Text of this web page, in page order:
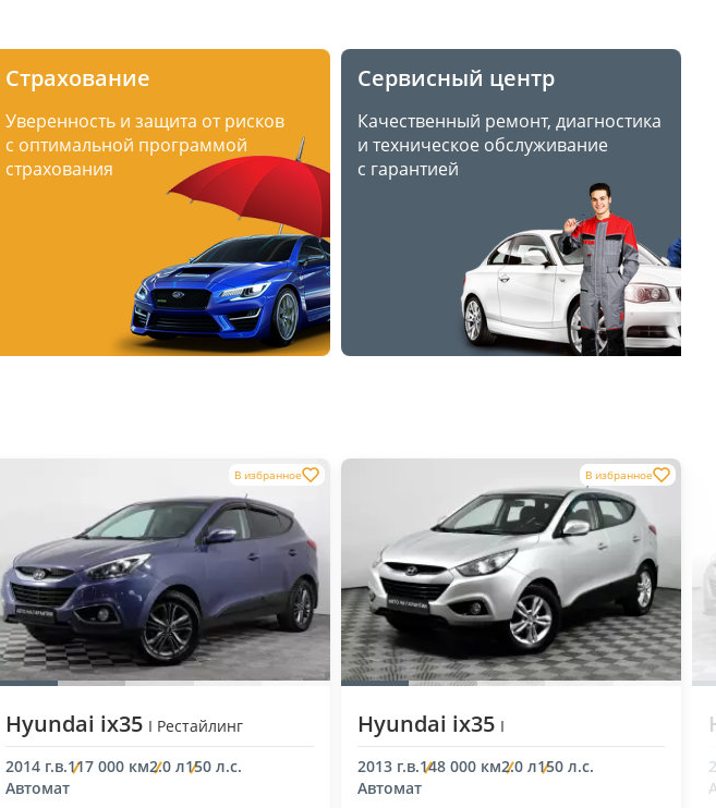
Страхование
Уверенность и защита от рисков
с оптимальной программой
страхования
Сервисный центр
Качественный ремонт, диагностика
и техническое обслуживание
с гарантией
В избранное
Hyundai ix35 I Рестайлинг
2014 г.в.117 000 км2.0 л150 л.с.
Автомат
В избранное
Hyundai ix35 I
2013 г.в.148 000 км2.0 л150 л.с.
Автомат